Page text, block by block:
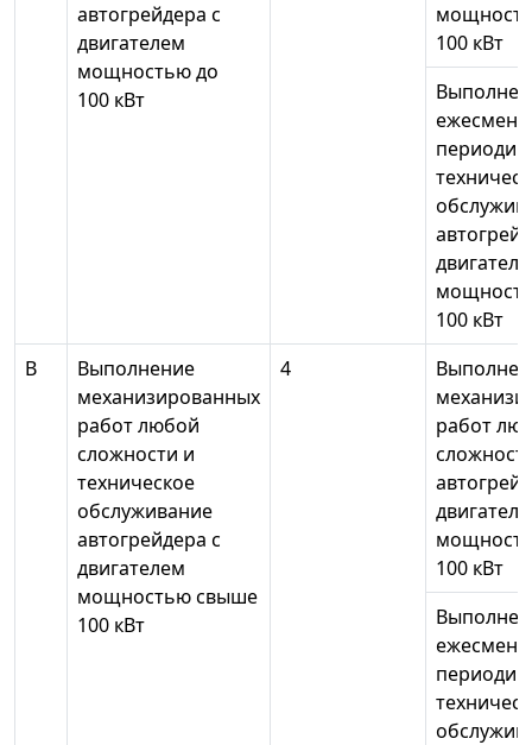
автогрейдера с
двигателем
мощностью до
100 кВт
100 кВт
100 кВт
В
Выполнение
механизированных
работ любой
сложности и
техническое
обслуживание
автогрейдера с
двигателем
мощностью свыше
100 кВт
4
работ
100 кВт